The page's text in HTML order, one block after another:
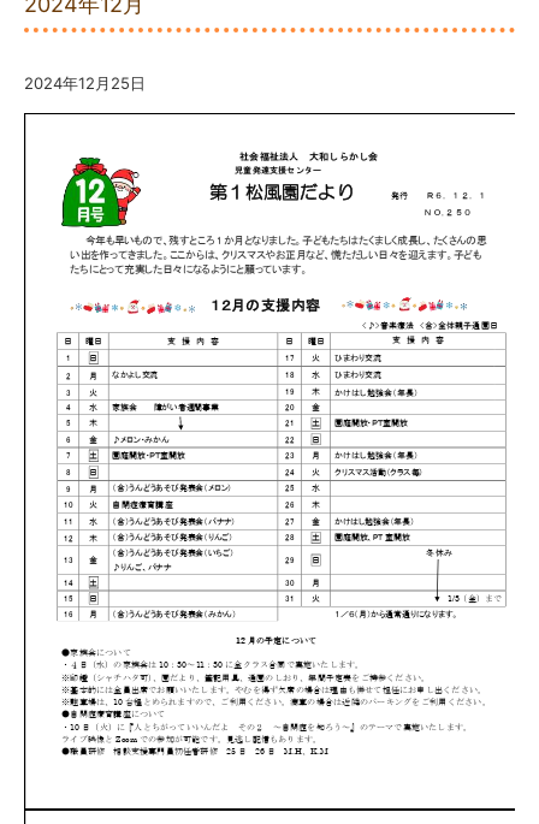
2024年12月25日